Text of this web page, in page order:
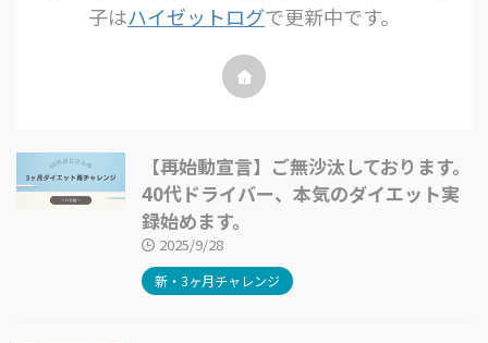
子はハイゼットログで更新中です。
【再始動宣言】ご無沙汰しております。
40代ドライバー、本気のダイエット実
録始めます。
2025/9/28
新・3ヶ月チャレンジ